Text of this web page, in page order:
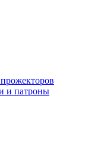
и патроны